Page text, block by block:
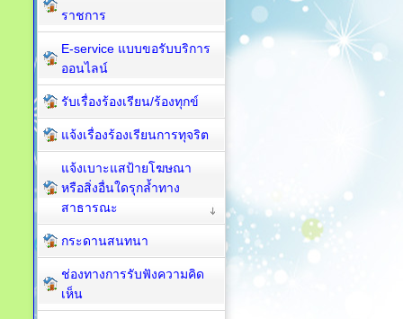
ราชการ
E-service แบบขอรับบริการ
ออนไลน์
รับเรื่องร้องเรียน/ร้องทุกข์
แจ้งเรื่องร้องเรียนการทุจริต
แจ้งเบาะแสป้ายโฆษณา
หรือสิ่งอื่นใดรุกล้ำทาง
สาธารณะ
กระดานสนทนา
ช่องทางการรับฟังความคิด
เห็น